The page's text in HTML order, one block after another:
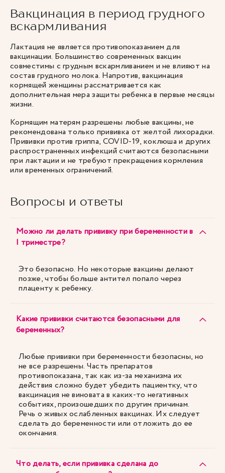
Вакцинация в период грудного
вскармливания
Лактация не является противопоказанием для
вакцинации. Большинство современных вакцин
совместимы с грудным вскармливанием и не влияют на
состав грудного молока. Напротив, вакцинация
кормящей женщины рассматривается как
дополнительная мера защиты ребенка в первые месяцы
жизни.
Кормящим матерям разрешены любые вакцины, не
рекомендована только прививка от желтой лихорадки.
Прививки против гриппа, COVID-19, коклюша и других
распространенных инфекций считаются безопасными
при лактации и не требуют прекращения кормления
или временных ограничений.
Вопросы и ответы
Можно ли делать прививку при беременности в
I триместре?
Это безопасно. Но некоторые вакцины делают
позже, чтобы больше антител попало через
плаценту к ребенку.
Какие прививки считаются безопасными для
беременных?
Любые прививки при беременности безопасны, но
не все разрешены. Часть препаратов
противопоказана, так как из-за механизма их
действия сложно будет убедить пациентку, что
вакцинация не виновата в каких-то негативных
событиях, произошедших по другим причинам.
Речь о живых ослабленных вакцинах. Их следует
сделать до беременности или отложить до ее
окончания.
Что делать, если прививка сделана до